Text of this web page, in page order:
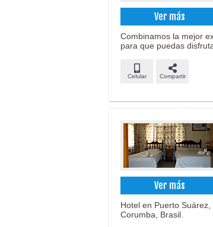
Ver más
Combinamos la mejor
para que puedas
Celular Compartir
Ver más
Hotel en Puerto
Corumba, Brasil.